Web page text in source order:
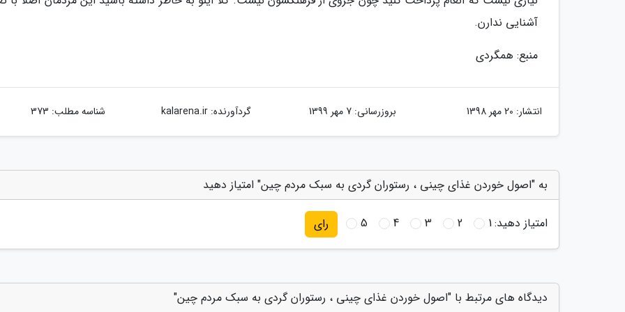
آشنایی ندارن.
منبع: همگردی
انتشار: 20 مهر 1398 بروزرسانی: 7 مهر 1399 گردآورنده:kalarena.ir شناسه مطلب: 373
به "اصول خوردن غذای چینی ، رستوران گردی به سبک مردم چین" امتیاز دهید
امتیاز دهید:1
2
3
4
5 رای
دیدگاه های مرتبط با "اصول خوردن غذای چینی ، رستوران گردی به سبک مردم چین"